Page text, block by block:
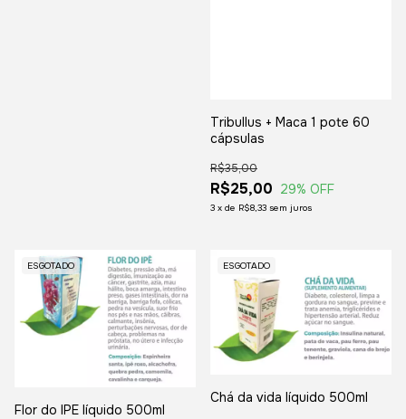
Tribullus + Maca 1 pote 60
cápsulas
R$25,00
R$35,00
29% OFF
3 x de R$8,33 sem juros
ESGOTADO
Flor do IPE líquido 500ml
ESGOTADO
Chá da vida líquido 500ml